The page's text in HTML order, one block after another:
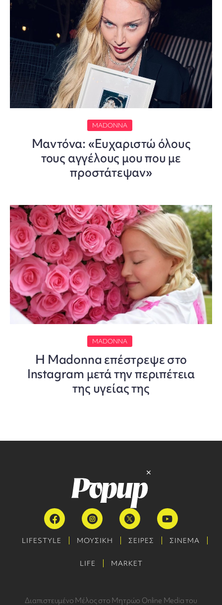
MADONNA
Μαντόνα: «Ευχαριστώ όλους
τους αγγέλους μου που με
προστάτεψαν»
MADONNA
Η Madonna επέστρεψε στο
Instagram μετά την περιπέτεια
της υγείας της
LIFESTYLE ΜΟΥΣΙΚΗ ΣΕΙΡΕΣ ΣΙΝΕΜΑ
LIFE MARKET
Διαπιστευμένο Μέλος στο Μητρώο Online Media του